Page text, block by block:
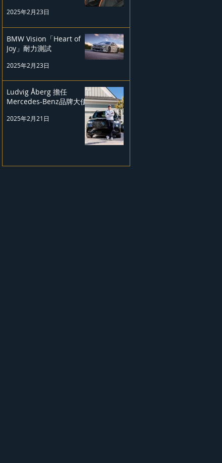
2025年2月23日
BMW Vision「Heart of
Joy」耐力測試
2025年2月23日
Ludvig Åberg 擔任
Mercedes-Benz品牌大使
2025年2月21日